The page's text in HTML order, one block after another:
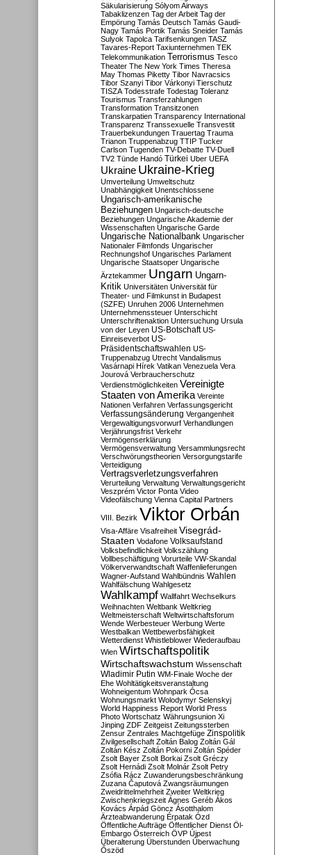
Säkularisierung Sólyom Airways
Tabaklizenzen Tag der Arbeit Tag der
Empörung Tamás Deutsch Tamás Gaudi-
Nagy Tamás Portik Tamás Sneider Tamás
Sulyok Tapolca Tarifsenkungen TASZ
Tavares-Report Taxiunternehmen TEK
Telekommunikation Terrorismus Tesco
Theater The New York Times Theresa
May Thomas Piketty Tibor Navracsics
Tibor Szanyi Tibor Várkonyi Tierschutz
TISZA Todesstrafe Todestag Toleranz
Tourismus Transferzahlungen
Transformation Transitzonen
Transkarpatien Transparency International
Transparenz Transsexuelle Transvestit
Trauerbekundungen Trauertag Trauma
Trianon Truppenabzug TTIP Tucker
Carlson Tugenden TV-Debatte TV-Duell
TV2 Tünde Handó Türkei Uber UEFA
Ukraine Ukraine-Krieg
Umverteilung Umweltschutz
Unabhängigkeit Unentschlossene
Ungarisch-amerikanische
Beziehungen Ungarisch-deutsche
Beziehungen Ungarische Akademie der
Wissenschaften Ungarische Garde
Ungarische Nationalbank Ungarischer
Nationaler Filmfonds Ungarischer
Rechnungshof Ungarisches Parlament
Ungarische Staatsoper Ungarische
Ärztekammer Ungarn Ungarn-
Kritik Universitäten Universität für
Theater- und Filmkunst in Budapest
(SZFE) Unruhen 2006 Unternehmen
Unternehmenssteuer Unterschicht
Unterschriftenaktion Untersuchung Ursula
von der Leyen US-Botschaft US-
Einreiseverbot US-
Präsidentschaftswahlen US-
Truppenabzug Utrecht Vandalismus
Vasárnapi Hírek Vatikan Venezuela Vera
Jourová Verbraucherschutz
Verdienstmöglichkeiten Vereinigte
Staaten von Amerika Vereinte
Nationen Verfahren Verfassungsgericht
Verfassungsänderung Vergangenheit
Vergewaltigungsvorwurf Verhandlungen
Verjährungsfrist Verkehr
Vermögenserklärung
Vermögensverwaltung Versammlungsrecht
Verschwörungstheorien Versorgungstarife
Verteidigung
Vertragsverletzungsverfahren
Verurteilung Verwaltung Verwaltungsgericht
Veszprém Victor Ponta Video
Videofälschung Vienna Capital Partners
VIII. Bezirk Viktor Orbán
Visa-Affäre Visafreiheit Visegrád-
Staaten Vodafone Volksaufstand
Volksbefindlichkeit Volkszählung
Vollbeschäftigung Vorurteile VW-Skandal
Völkerverwandtschaft Waffenlieferungen
Wagner-Aufstand Wahlbündnis Wahlen
Wahlfälschung Wahlgesetz
Wahlkampf Wallfahrt Wechselkurs
Weihnachten Weltbank Weltkrieg
Weltmeisterschaft Weltwirtschaftsforum
Wende Werbesteuer Werbung Werte
Westbalkan Wettbewerbsfähigkeit
Wetterdienst Whistleblower Wiederaufbau
Wien Wirtschaftspolitik
Wirtschaftswachstum Wissenschaft
Wladimir Putin WM-Finale Woche der
Ehe Wohltätigkeitsveranstaltung
Wohneigentum Wohnpark Ócsa
Wohnungsmarkt Wolodymyr Selenskyj
World Happiness Report World Press
Photo Wortschatz Währungsunion Xi
Jinping ZDF Zeitgeist Zeitungssterben
Zensur Zentrales Machtgefüge Zinspolitik
Zivilgesellschaft Zoltán Balog Zoltán Gál
Zoltán Kész Zoltán Pokorni Zoltán Spéder
Zsolt Bayer Zsolt Borkai Zsolt Gréczy
Zsolt Hernádi Zsolt Molnár Zsolt Petry
Zsófia Rácz Zuwanderungsbeschränkung
Zuzana Čaputová Zwangsräumungen
Zweidrittelmehrheit Zweiter Weltkrieg
Zwischenkriegszeit Ágnes Geréb Ákos
Kovács Árpád Göncz Ásotthalom
Ärzteabwanderung Érpatak Ózd
Öffentliche Aufträge Öffentlicher Dienst Öl-
Embargo Österreich ÖVP Újpest
Überalterung Überstunden Überwachung
Őszöd